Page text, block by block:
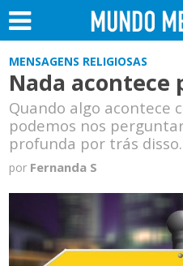
MENSAGENS RELIGIOSAS
Nada acontece
Quando algo acontece
podemos nos
profunda por trás disso.
por Fernanda S